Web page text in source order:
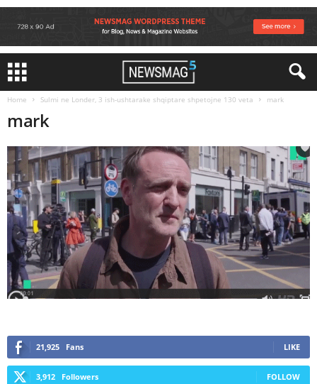
Home Sulmi ne Londer, 3 ish-ushtarake shqiptare shpetojne 130 veta mark
mark
21,925 Fans LIKE
3,912 Followers FOLLOW